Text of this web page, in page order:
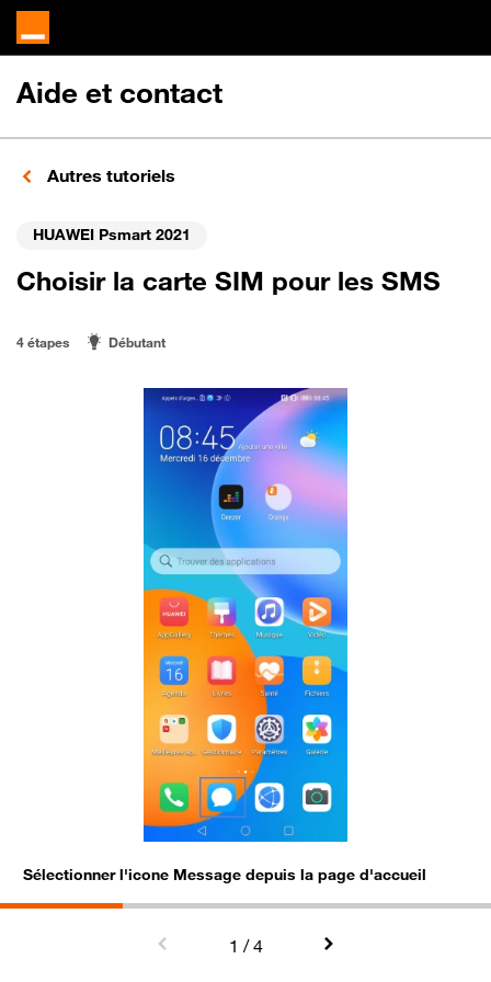
Aide et contact
Autres tutoriels
HUAWEI Psmart 2021
Choisir la carte SIM pour les SMS
4 étapes Débutant
Sélectionner l'icone Message depuis la page d'accueil
1 / 4